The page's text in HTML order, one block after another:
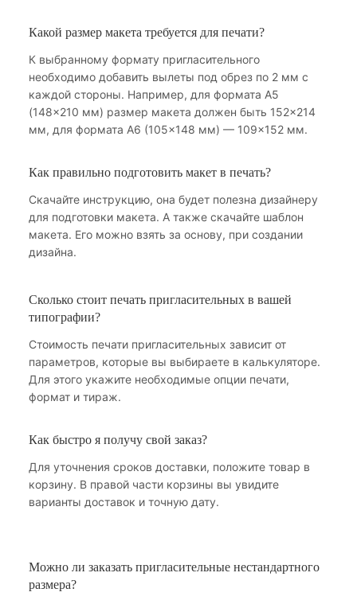
Какой размер макета требуется для печати?
К выбранному формату пригласительного
необходимо добавить вылеты под обрез по 2 мм с
каждой стороны. Например, для формата А5
(148×210 мм) размер макета должен быть 152×214
мм, для формата А6 (105×148 мм) — 109×152 мм.
Как правильно подготовить макет в печать?
Скачайте инструкцию, она будет полезна дизайнеру
для подготовки макета. А также скачайте шаблон
макета. Его можно взять за основу, при создании
дизайна.
Сколько стоит печать пригласительных в вашей
типографии?
Стоимость печати пригласительных зависит от
параметров, которые вы выбираете в калькуляторе.
Для этого укажите необходимые опции печати,
формат и тираж.
Как быстро я получу свой заказ?
Для уточнения сроков доставки, положите товар в
корзину. В правой части корзины вы увидите
варианты доставок и точную дату.
Можно ли заказать пригласительные нестандартного
размера?